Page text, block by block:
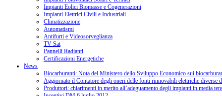
Impianti Eolici Biomasse e Cogenerazioni
Impianti Elettrici Civili e Industriali
Climatizzazione
Automatismi
Antifurti e Videosorveglianza
TV Sat
Pannelli Radianti
Certificazioni Energetiche
News
Biocarburanti: Nota del Ministero dello Sviluppo Economico sui
Aggiornato il Contatore degli oneri delle fonti rinnovabili elettriche diverse
Produttori: chiarimenti in merito all’adeguamento degli impianti in media